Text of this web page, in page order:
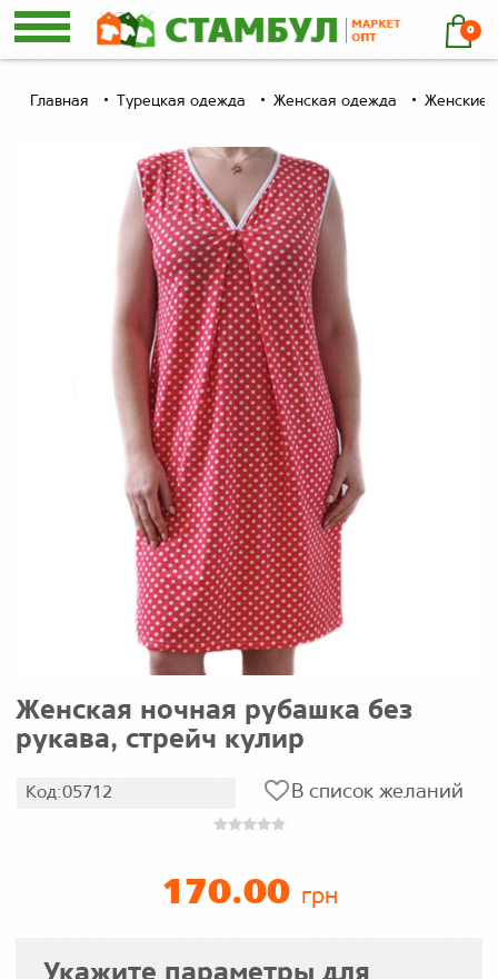
0
Главная Турецкая одежда Женская одежда Женские
Женская ночная рубашка без
рукава, стрейч кулир
Код:05712 В список желаний
170.00 грн
Укажите параметры для